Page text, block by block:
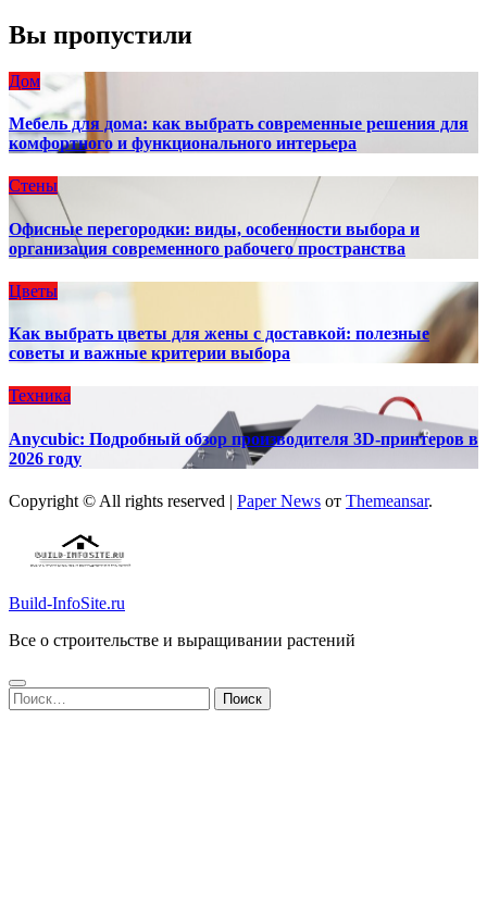
Вы пропустили
Дом
Мебель для дома: как выбрать современные решения для
комфортного и функционального интерьера
Стены
Офисные перегородки: виды, особенности выбора и
организация современного рабочего пространства
Цветы
Как выбрать цветы для жены с доставкой: полезные
советы и важные критерии выбора
Техника
Anycubic: Подробный обзор производителя 3D-принтеров в
2026 году
Copyright © All rights reserved | Paper News от Themeansar.
Build-InfoSite.ru
Все о строительстве и выращивании растений
Найти: